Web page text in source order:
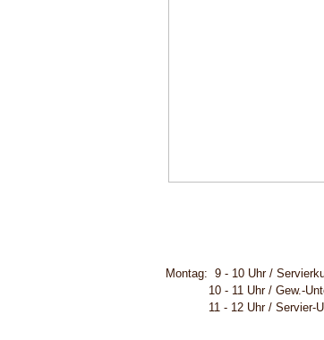
Montag: 9 - 10 Uhr /
10 - 11 Uhr / Gew.-
11 - 12 Uhr /